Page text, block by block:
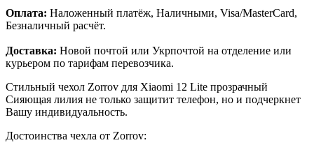
Оплата: Наложенный платёж, Наличными, Visa/MasterCard,
Безналичный расчёт.
Доставка: Новой почтой или Укрпочтой на отделение или
курьером по тарифам перевозчика.
Стильный чехол Zorrov для Xiaomi 12 Lite прозрачный
Сияющая лилия не только защитит телефон, но и подчеркнет
Вашу индивидуальность.
Достоинства чехла от Zorrov: